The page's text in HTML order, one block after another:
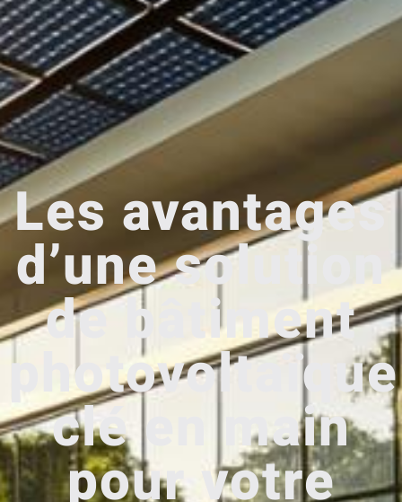
Les avantages
d’une solution
de bâtiment
photovoltaïque
clé en main
pour votre